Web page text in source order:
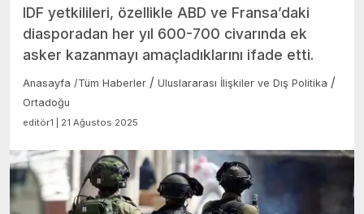
IDF yetkilileri, özellikle ABD ve Fransa’daki
diasporadan her yıl 600-700 civarında ek
asker kazanmayı amaçladıklarını ifade etti.
Anasayfa /Tüm Haberler / Uluslararası İlişkiler ve Dış Politika /
Ortadoğu
editör1 | 21 Ağustos 2025